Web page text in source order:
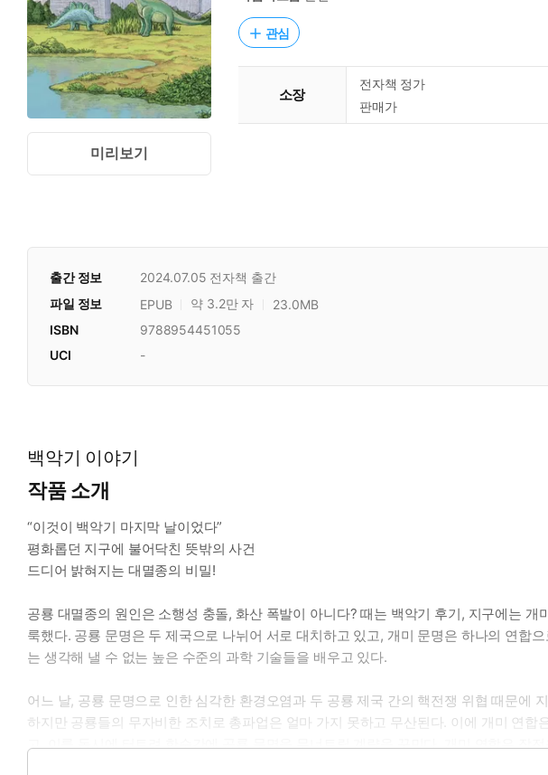
미리보기
관심
소장
전자책 정가
판매가
출간 정보 2024.07.05 전자책 출간
파일 정보
EPUB 약 3.2만 자 23.0MB
ISBN
9788954451055
UCI
-
백악기 이야기
작품 소개
“이것이 백악기 마지막 날이었다”
평화롭던 지구에 불어닥친 뜻밖의 사건
드디어 밝혀지는 대멸종의 비밀!
공룡 대멸종의 원인은 소행성 충돌, 화산 폭발이 아니다? 때는 백악기 후기, 지구에는
룩했다. 공룡 문명은 두 제국으로 나뉘어 서로 대치하고 있고, 개미 문명은 하나의 연합
는 생각해 낼 수 없는 높은 수준의 과학 기술들을 배우고 있다.
어느 날, 공룡 문명으로 인한 심각한 환경오염과 두 공룡 제국 간의 핵전쟁 위협 때문에
하지만 공룡들의 무자비한 조치로 총파업은 얼마 가지 못하고 무산된다. 이에 개미 연
고, 이를 동시에 터트려 한순간에 공룡 문명을 무너트릴 계략을 꾸민다. 개미 연합은 작